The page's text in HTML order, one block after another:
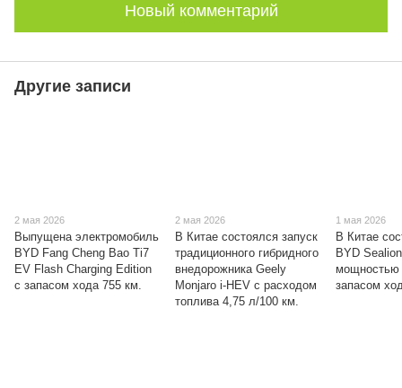
Новый комментарий
Другие записи
2 мая 2026
Выпущена электромобиль
BYD Fang Cheng Bao Ti7
EV Flash Charging Edition
с запасом хода 755 км.
2 мая 2026
В Китае состоялся запуск
традиционного гибридного
внедорожника Geely
Monjaro i-HEV с расходом
топлива 4,75 л/100 км.
1 мая 2026
В Китае
BYD
мощностью
запасом